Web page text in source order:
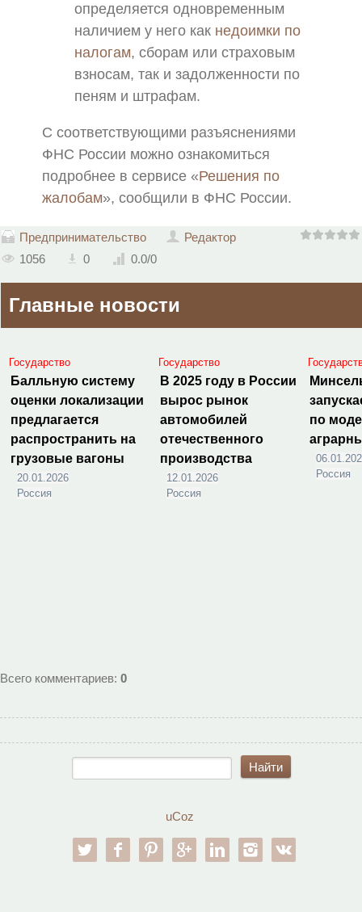
определяется одновременным
наличием у него как недоимки по
налогам, сборам или страховым
взносам, так и задолженности по
пеням и штрафам.
С соответствующими разъяснениями
ФНС России можно ознакомиться
подробнее в сервисе «Решения по
жалобам», сообщили в ФНС России.
Предпринимательство
Редактор
1056
0 0.0/0
Главные новости
Государство
Балльную систему
оценки локализации
предлагается
распространить на
грузовые вагоны
20.01.2026
Россия
Государство
В 2025 году в России
вырос рынок
автомобилей
отечественного
производства
12.01.2026
Россия
по
Россия
Всего комментариев: 0
uCoz
twitter facebookpinterestgoogle-pllinkedin instagram